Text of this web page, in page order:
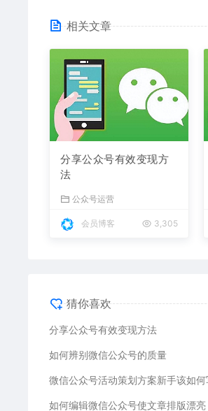
相关文章
分享公众号有效变现方
法
公众号运营
会员博客 3,305
猜你喜欢
分享公众号有效变现方法
如何辨别微信公众号的质量
如何编辑微信公众号使文章排版漂亮